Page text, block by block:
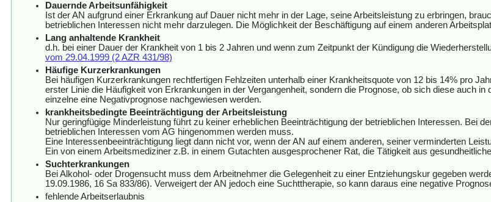
Dauernde Arbeitsunfähigkeit
Ist der AN aufgrund einer Erkrankung auf Dauer nicht mehr in der Lage, seine Arbeitsleistung zu erbringen,
betrieblichen Interessen nicht mehr darzulegen. Die Möglichkeit der Beschäftigung auf einem anderen
Lang anhaltende Krankheit
d.h. bei einer Dauer der Krankheit von 1 bis 2 Jahren und wenn zum Zeitpunkt der Kündigung die
vom 29.04.1999 (2 AZR 431/98)
Häufige Kurzerkrankungen
Bei häufigen Kurzerkrankungen rechtfertigen Fehlzeiten unterhalb einer Krankheitsquote von 12 bis 14% pro
erster Linie die Häufigkeit von Erkrankungen in der Vergangenheit, sondern die Prognose, ob sich diese auch
einzelne eine Negativprognose nachgewiesen werden.
krankheitsbedingte Beeinträchtigung der Arbeitsleistung
Nur geringfügige Minderleistung führt zu keiner erheblichen Beeinträchtigung der betrieblichen Interessen. Bei
betrieblichen Interessen vom AG hingenommen werden muss.
Eine Interessenbeeinträchtigung liegt dann nicht vor, wenn der AN auf einem anderen, seiner verminderten
Ein von einem Arbeitsmediziner z.B. in einem Gutachten ausgesprochener Rat, die Tätigkeit aus
Suchterkrankungen
Bei Alkohol- oder Drogensucht muss dem Arbeitnehmer die Gelegenheit zu einer Entziehungskur gegeben
19.09.1986, 16 Sa 833/86). Verweigert der AN jedoch eine Suchttherapie, so kann daraus eine negative
fehlende Arbeitserlaubnis